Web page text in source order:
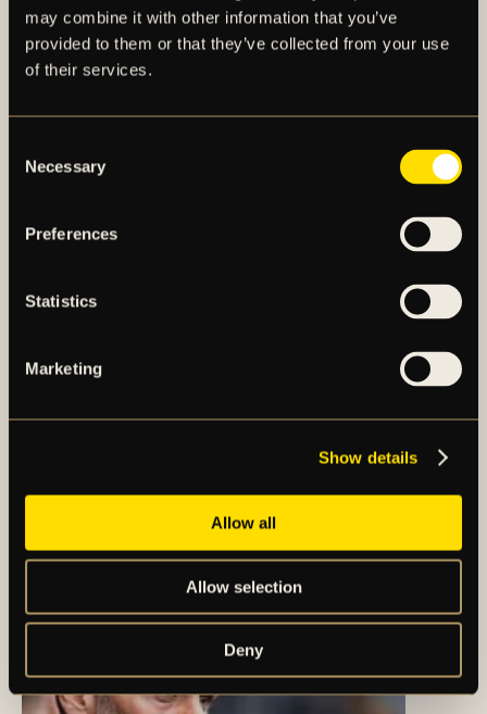
may combine it with other information that you’ve
provided to them or that they’ve collected from your use
of their services.
Selection
Necessary
Preferences
Statistics
Marketing
Show details
Allow all
Allow selection
Deny
SÄKRA DIN PLATS
Se till att vara på plats när våra äldre Gnagare ska
Självklart kan du som är pensionär köpa biljetter till
reducerat pris.
Matchen som tillhör omgång 26 av Allsvenskan 2025
FLER NYHETER